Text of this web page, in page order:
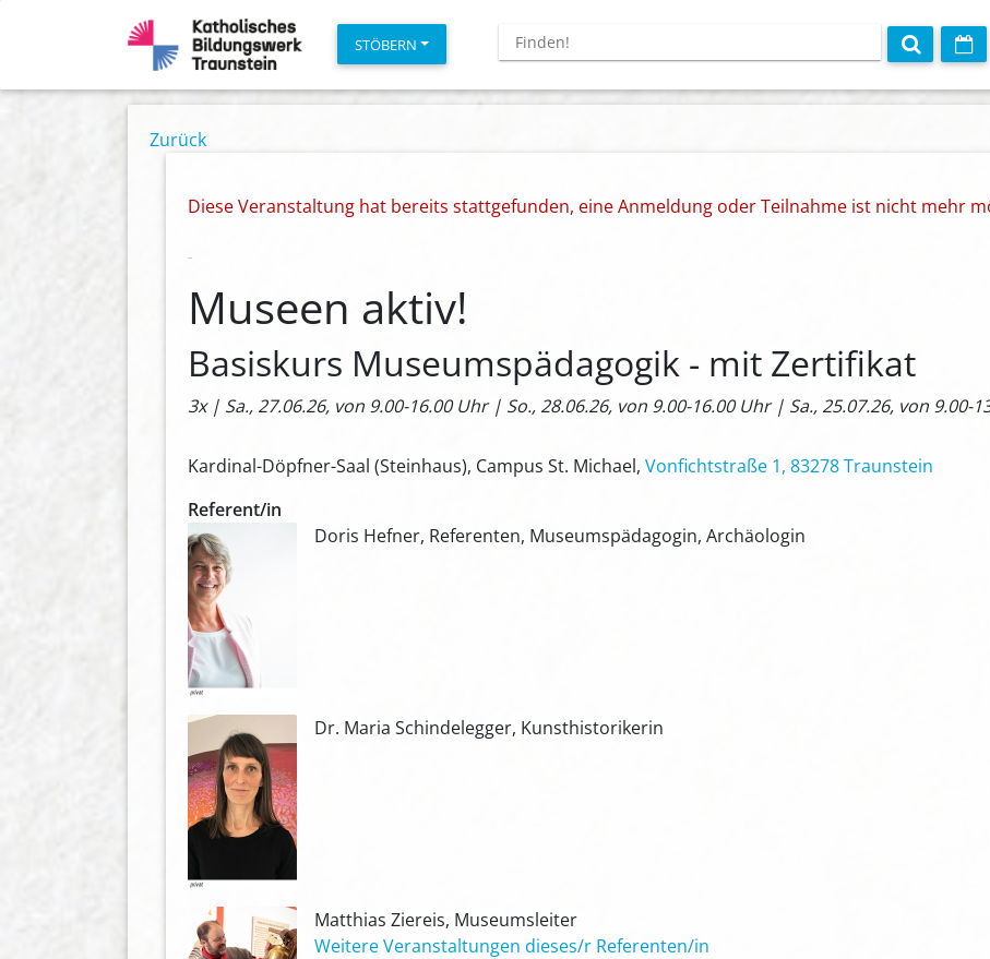
STÖBERN
Zurück
Diese Veranstaltung hat bereits stattgefunden, eine Anmeldung oder Teilnahme ist nicht mehr
Museen aktiv!
Basiskurs Museumspädagogik - mit Zertifikat
3x | Sa., 27.06.26, von 9.00-16.00 Uhr | So., 28.06.26, von 9.00-16.00 Uhr | Sa., 25.07.26, von 9.00-
Kardinal-Döpfner-Saal (Steinhaus), Campus St. Michael, Vonfichtstraße 1, 83278 Traunstein
Referent/in
Doris Hefner, Referenten, Museumspädagogin, Archäologin
Dr. Maria Schindelegger, Kunsthistorikerin
Matthias Ziereis, Museumsleiter
Weitere Veranstaltungen dieses/r Referenten/in